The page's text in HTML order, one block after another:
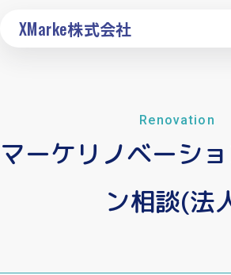
XMarke株式会社
Renovation
マーケリノベーシ
ン相談(法